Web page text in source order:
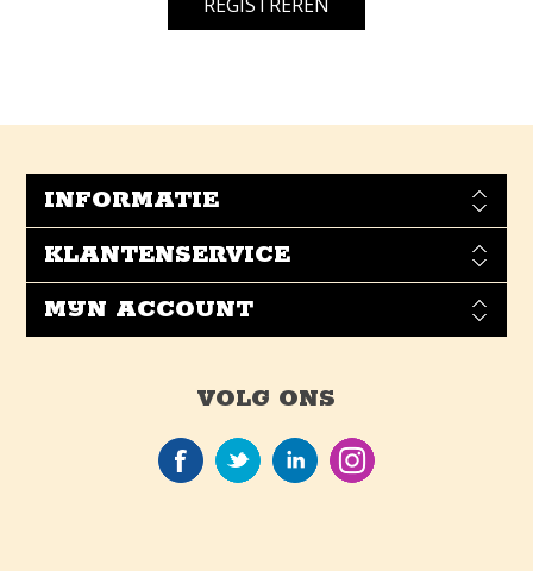
INFORMATIE
KLANTENSERVICE
MIJN ACCOUNT
VOLG ONS